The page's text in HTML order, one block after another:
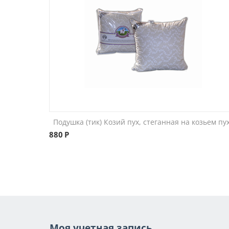
Подушка (тик) Козий пух, стеганная на козьем
880 Р